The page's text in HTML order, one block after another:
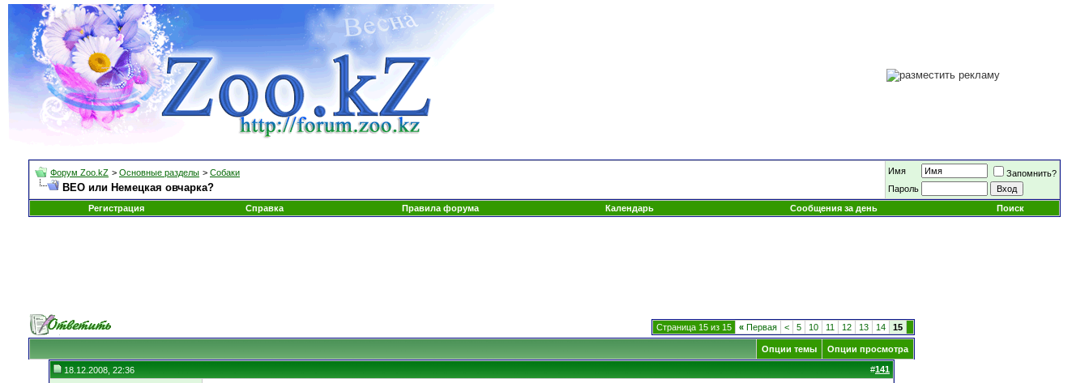
Форум Zoo.kZ > Основные разделы > Собаки
ВЕО или Немецкая овчарка?
Имя
Запомнить?
Пароль
Регистрация
Справка Правила форума Календарь Сообщения за день Поиск
Страница 15 из 15 « Первая < 5 10 11 12 13 14 15
Опции темы Опции просмотра
18.12.2008, 22:36 #141